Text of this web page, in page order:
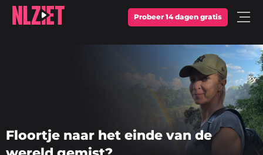
Probeer 14 dagen gratis Open
Floortje naar het einde van de